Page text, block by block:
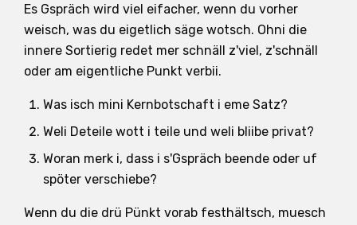
Es Gspräch wird viel eifacher, wenn du vorher
weisch, was du eigetlich säge wotsch. Ohni die
innere Sortierig redet mer schnäll z'viel, z'schnäll
oder am eigentliche Punkt verbii.
Was isch mini Kernbotschaft i eme Satz?
Weli Deteile wott i teile und weli bliibe privat?
Woran merk i, dass i s'Gspräch beende oder uf
spöter verschiebe?
Wenn du die drü Pünkt vorab festhältsch, muesch